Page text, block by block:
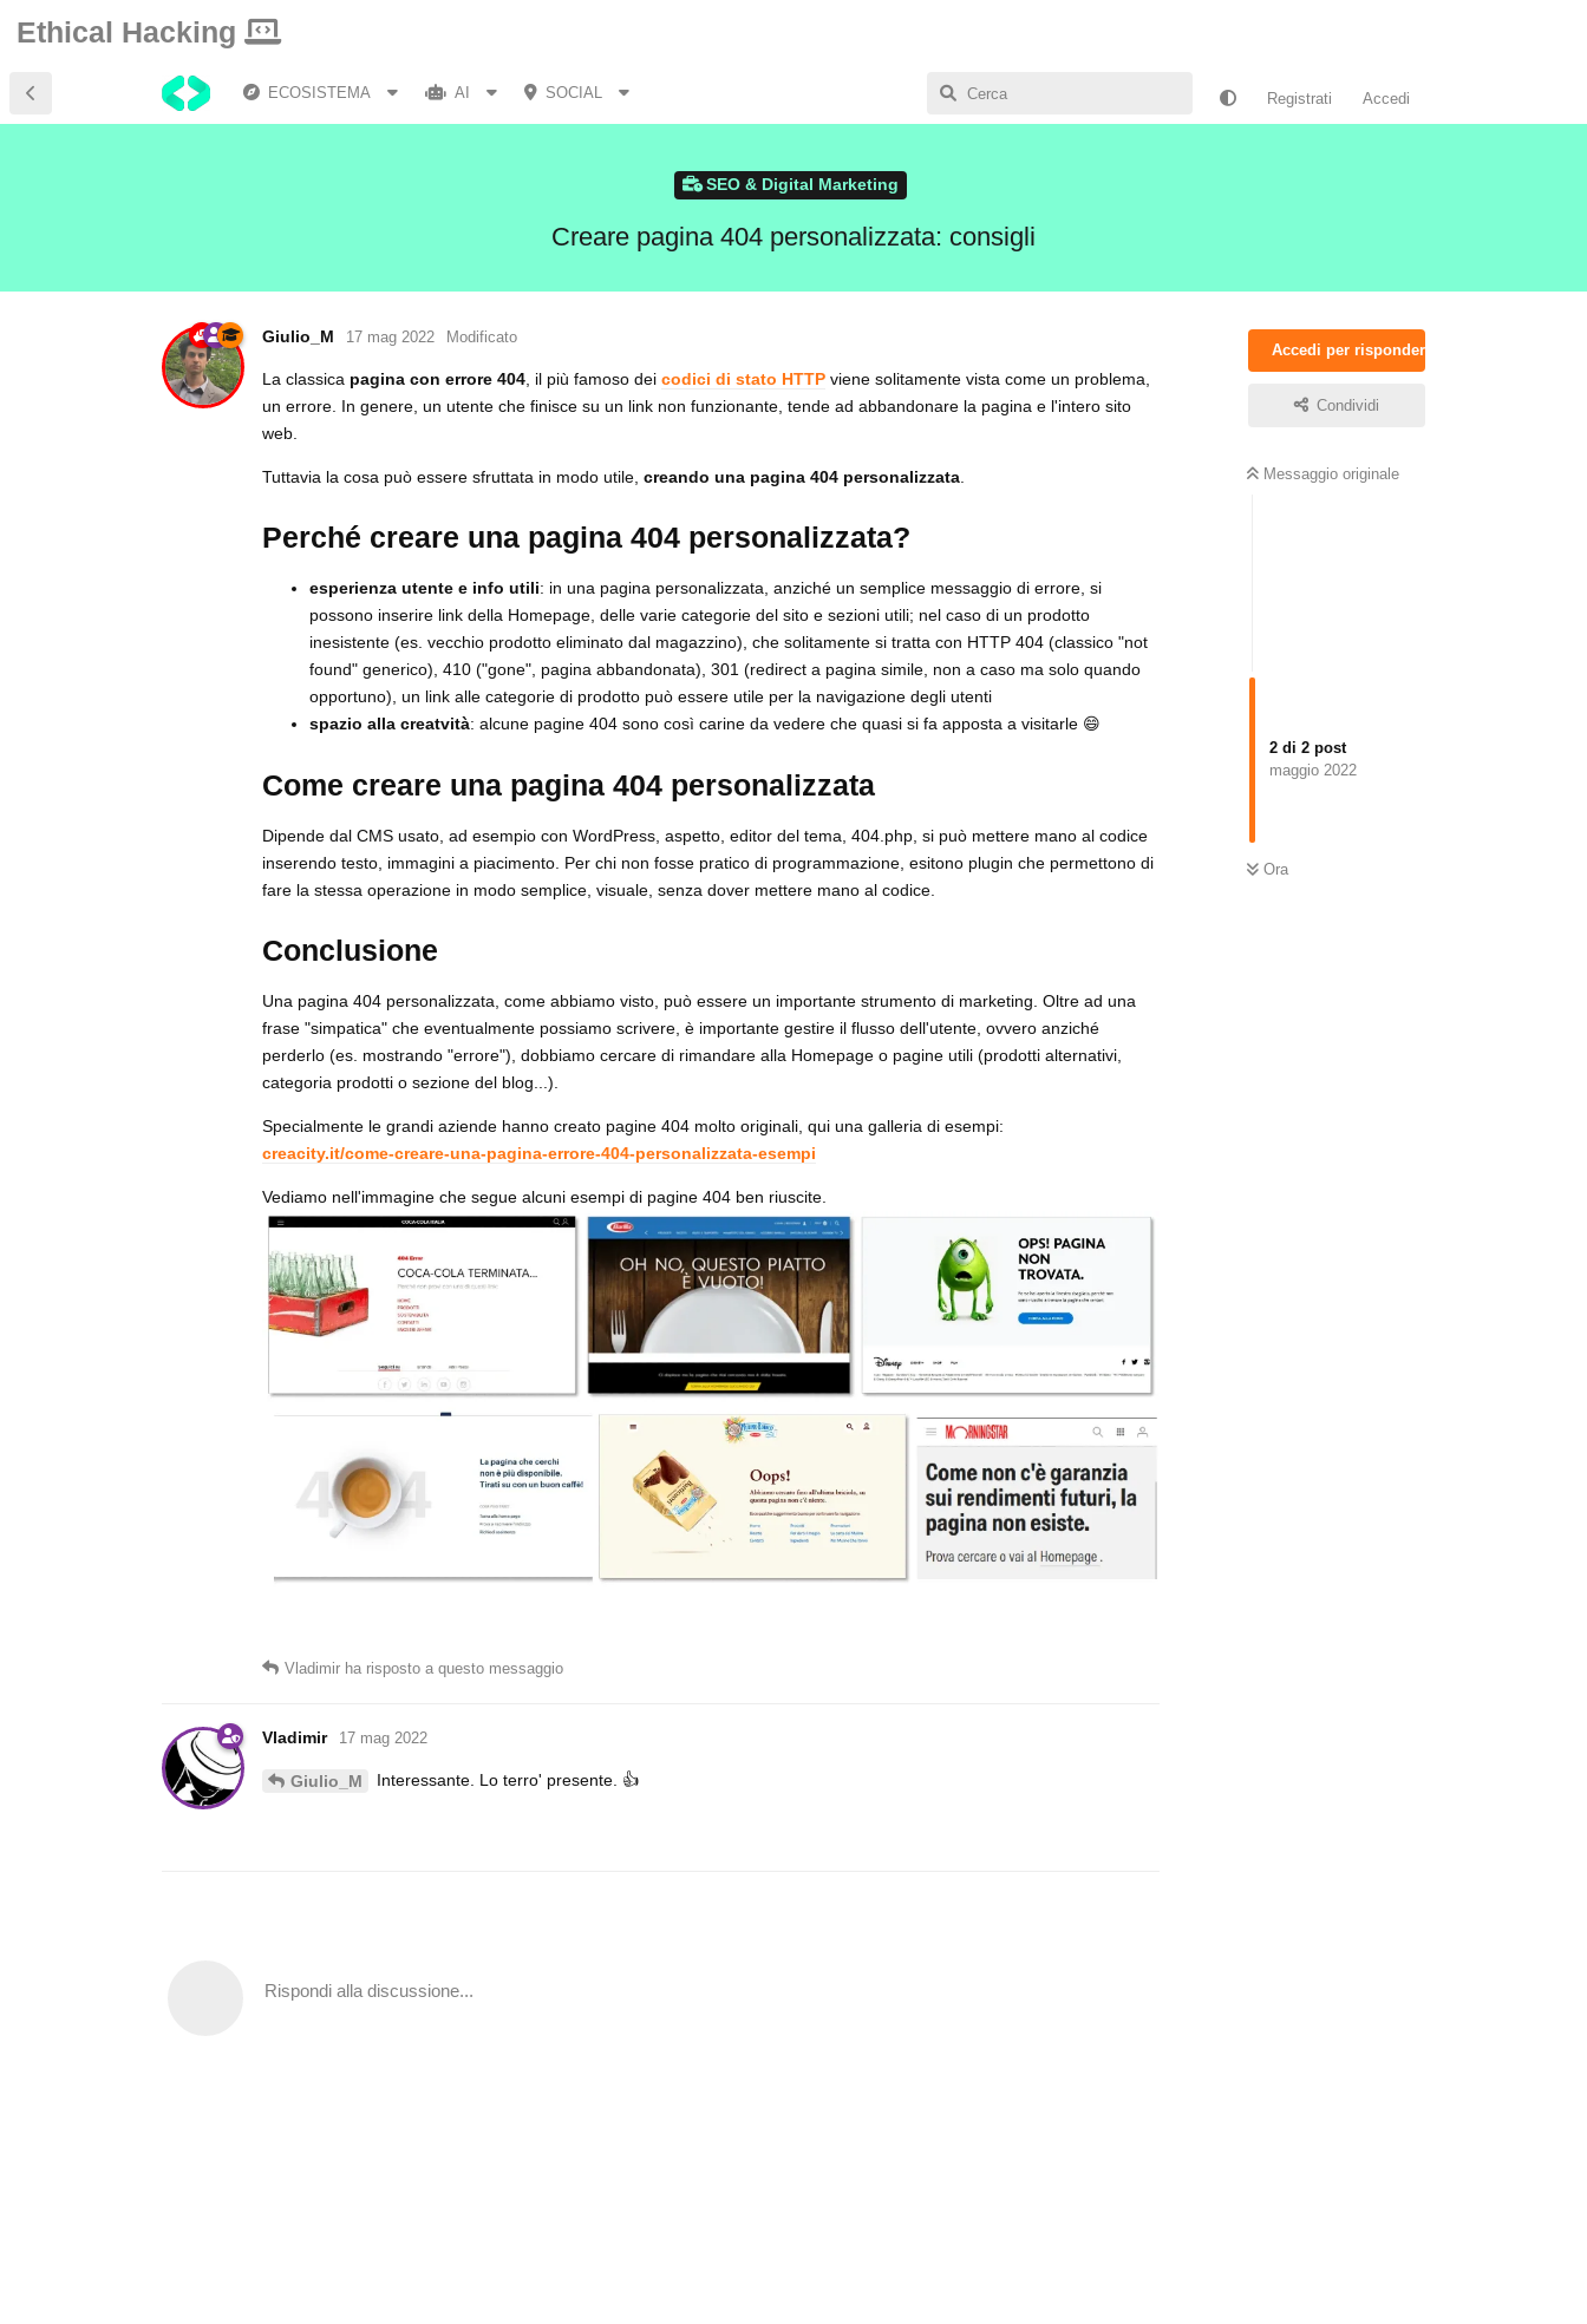
Ethical Hacking
ECOSISTEMA AI SOCIAL Registrati Accedi
SEO & Digital Marketing
Creare pagina 404 personalizzata: consigli
Accedi per rispondere
Condividi
Messaggio originale
2 di 2 post
maggio 2022
Ora
Giulio_M 17 mag 2022 Modificato
La classica pagina con errore 404 , il più famoso dei codici di stato HTTP viene solitamente vista come un problema,
un errore. In genere, un utente che finisce su un link non funzionante, tende ad abbandonare la pagina e l'intero sito
web.
Tuttavia la cosa può essere sfruttata in modo utile, creando una pagina 404 personalizzata
Perché creare una pagina 404 personalizzata?
esperienza utente e info utili: in una pagina personalizzata, anziché un semplice messaggio di errore, si
possono inserire link della Homepage, delle varie categorie del sito e sezioni utili; nel caso di un prodotto
inesistente (es. vecchio prodotto eliminato dal magazzino), che solitamente si tratta con HTTP 404 (classico "not
found" generico), 410 ("gone", pagina abbandonata), 301 (redirect a pagina simile, non a caso ma solo quando
opportuno), un link alle categorie di prodotto può essere utile per la navigazione degli utenti
spazio alla creatvità: alcune pagine 404 sono così carine da vedere che quasi si fa apposta a visitarle 😄
Come creare una pagina 404 personalizzata
Dipende dal CMS usato, ad esempio con WordPress, aspetto, editor del tema, 404.php, si può mettere mano al codice
inserendo testo, immagini a piacimento. Per chi non fosse pratico di programmazione, esitono plugin che permettono di
fare la stessa operazione in modo semplice, visuale, senza dover mettere mano al codice.
Conclusione
Una pagina 404 personalizzata, come abbiamo visto, può essere un importante strumento di marketing. Oltre ad una
frase "simpatica" che eventualmente possiamo scrivere, è importante gestire il flusso dell'utente, ovvero anziché
perderlo (es. mostrando "errore"), dobbiamo cercare di rimandare alla Homepage o pagine utili (prodotti alternativi,
categoria prodotti o sezione del blog...).
Specialmente le grandi aziende hanno creato pagine 404 molto originali, qui una galleria di esempi:
creacity.it/come-creare-una-pagina-errore-404-personalizzata-esempi
Vediamo nell'immagine che segue alcuni esempi di pagine 404 ben riuscite.
Vladimir ha risposto a questo messaggio
Vladimir 17 mag 2022
Giulio_M Interessante. Lo terro' presente. 👍
Rispondi alla discussione...